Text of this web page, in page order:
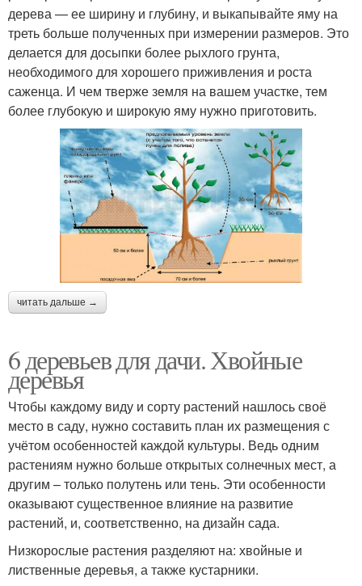
дерева — ее ширину и глубину, и выкапывайте яму на
треть больше полученных при измерении размеров. Это
делается для досыпки более рыхлого грунта,
необходимого для хорошего приживления и роста
саженца. И чем тверже земля на вашем участке, тем
более глубокую и широкую яму нужно приготовить.
читать дальше →
6 деревьев для дачи. Хвойные
деревья
Чтобы каждому виду и сорту растений нашлось своё
место в саду, нужно составить план их размещения с
учётом особенностей каждой культуры. Ведь одним
растениям нужно больше открытых солнечных мест, а
другим – только полутень или тень. Эти особенности
оказывают существенное влияние на развитие
растений, и, соответственно, на дизайн сада.
Низкорослые растения разделяют на: хвойные и
лиственные деревья, а также кустарники.